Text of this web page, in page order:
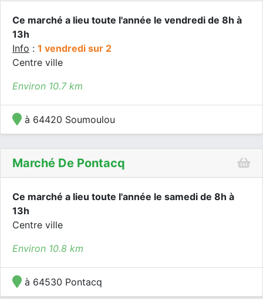
Ce marché a lieu toute l'année le vendredi de 8h à
13h
Info : 1 vendredi sur 2
Centre ville
Environ 10.7 km
à 64420 Soumoulou
Marché De Pontacq
Ce marché a lieu toute l'année le samedi de 8h à
13h
Centre ville
Environ 10.8 km
à 64530 Pontacq